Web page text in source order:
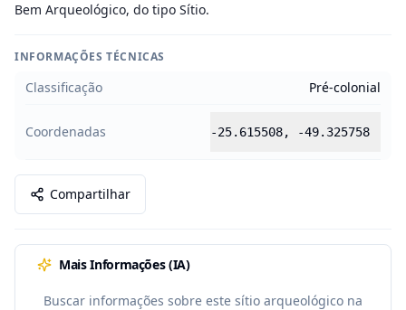
Bem Arqueológico, do tipo Sítio.
INFORMAÇÕES TÉCNICAS
Classificação Pré-colonial
Coordenadas -25.615508, -49.325758
Compartilhar
Mais Informações (IA)
Buscar informações sobre este sítio arqueológico na